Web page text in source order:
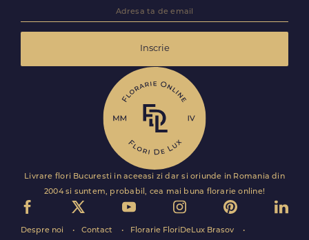
Inscrie
Livrare flori Bucuresti in aceeasi zi dar si oriunde in Romania din
2004 si suntem, probabil, cea mai buna florarie online!
Despre noi Contact Florarie FloriDeLux Brasov